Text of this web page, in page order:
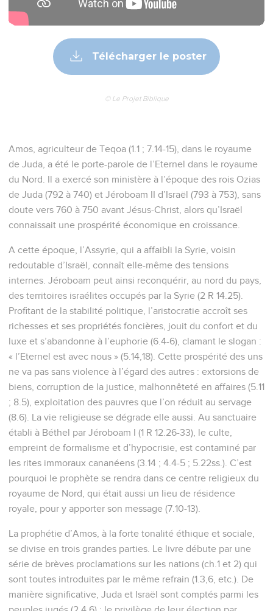
Télécharger le poster
© Le Projet Biblique
Amos, agriculteur de Teqoa (1.1 ; 7.14-15), dans le royaume
de Juda, a été le porte-parole de l’Eternel dans le royaume
du Nord. Il a exercé son ministère à l’époque des rois Ozias
de Juda (792 à 740) et Jéroboam II d’Israël (793 à 753), sans
doute vers 760 à 750 avant Jésus-Christ, alors qu’Israël
connaissait une prospérité économique en croissance.
A cette époque, l’Assyrie, qui a affaibli la Syrie, voisin
redoutable d’Israël, connaît elle-même des tensions
internes. Jéroboam peut ainsi reconquérir, au nord du pays,
des territoires israélites occupés par la Syrie (2 R 14.25).
Profitant de la stabilité politique, l’aristocratie accroît ses
richesses et ses propriétés foncières, jouit du confort et du
luxe et s’abandonne à l’euphorie (6.4-6), clamant le slogan :
« l’Eternel est avec nous » (5.14,18). Cette prospérité des uns
ne va pas sans violence à l’égard des autres : extorsions de
biens, corruption de la justice, malhonnêteté en affaires (5.11
; 8.5), exploitation des pauvres que l’on réduit au servage
(8.6). La vie religieuse se dégrade elle aussi. Au sanctuaire
établi à Béthel par Jéroboam I (1 R 12.26-33), le culte,
empreint de formalisme et d’hypocrisie, est contaminé par
les rites immoraux cananéens (3.14 ; 4.4-5 ; 5.22ss.). C’est
pourquoi le prophète se rendra dans ce centre religieux du
royaume de Nord, qui était aussi un lieu de résidence
royale, pour y apporter son message (7.10-13).
La prophétie d’Amos, à la forte tonalité éthique et sociale,
se divise en trois grandes parties. Le livre débute par une
série de brèves proclamations sur les nations (ch.1 et 2) qui
sont toutes introduites par le même refrain (1.3,6, etc.). De
manière significative, Juda et Israël sont comptés parmi les